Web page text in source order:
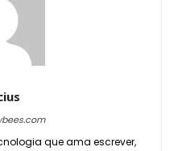
que ama escrever,